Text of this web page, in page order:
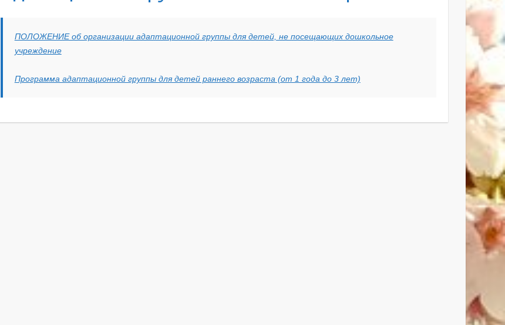
ПОЛОЖЕНИЕ об организации адаптационной группы для детей, не посещающих дошкольное
учреждение
Программа адаптационной группы для детей раннего возраста (от 1 года до 3 лет)